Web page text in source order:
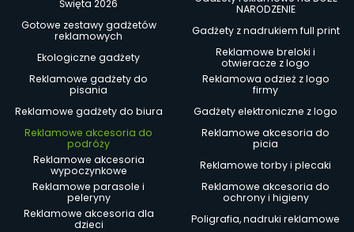
Święta 2026
NARODZENIE
Gotowe zestawy gadżetów
reklamowych
Gadżety z nadrukiem full print
Ekologiczne gadżety
Reklamowe breloki i
otwieracze z logo
Reklamowe gadżety do
pisania
Reklamowa odzież z logo
firmy
Reklamowe gadżety do biura
Gadżety elektroniczne z logo
Reklamowe akcesoria do
podróży
Reklamowe akcesoria do
picia
Reklamowe akcesoria
wypoczynkowe
Reklamowe torby i plecaki
Reklamowe parasole i
peleryny
Reklamowe akcesoria do
ochrony i higieny
Reklamowe akcesoria dla
dzieci
Poligrafia, nadruki reklamowe